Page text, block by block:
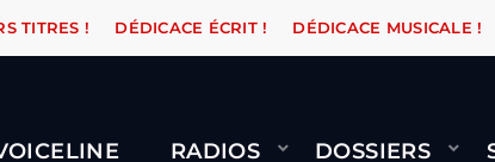
ORANGE ROAD QUI PASSE, ÇA LE FAIT !
TITRES ! DÉDICACE ÉCRIT ! DÉDICACE MUSICALE !
RADIOS DOSSIERS